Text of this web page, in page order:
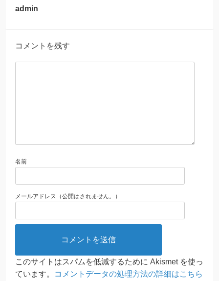
admin
コメントを残す
名前
メールアドレス（公開はされません。）
このサイトはスパムを低減するために Akismet を使っ
ています。
コメントデータの処理方法の詳細はこちら